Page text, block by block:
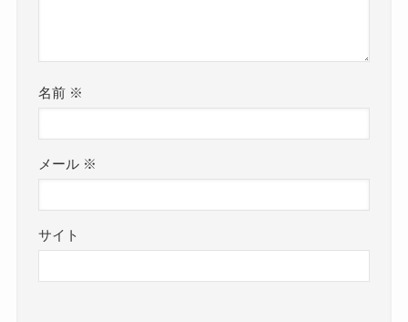
名前 ※
メール ※
サイト